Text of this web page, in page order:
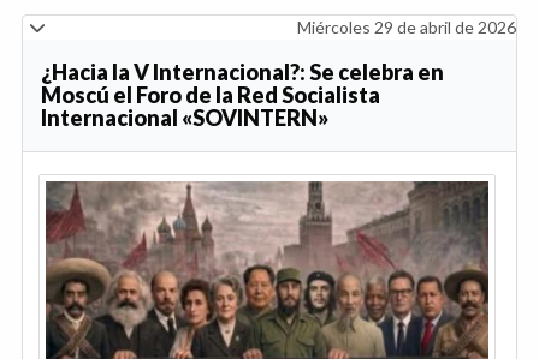
Miércoles 29 de abril de 2026
¿Hacia la V Internacional?: Se celebra en
Moscú el Foro de la Red Socialista
Internacional «SOVINTERN»